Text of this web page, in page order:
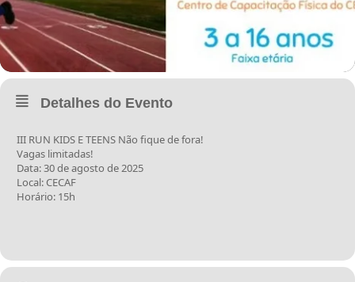
Detalhes do Evento
III RUN KIDS E TEENS Não fique de fora!
Vagas limitadas!
Data: 30 de agosto de 2025
Local: CECAF
Horário: 15h